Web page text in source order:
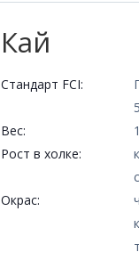
Кай
Стандарт FCI:
Вес:
Рост в холке:
Окрас: